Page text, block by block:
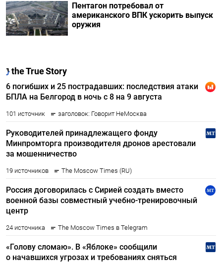
Пентагон потребовал от
американского ВПК ускорить выпуск
оружия